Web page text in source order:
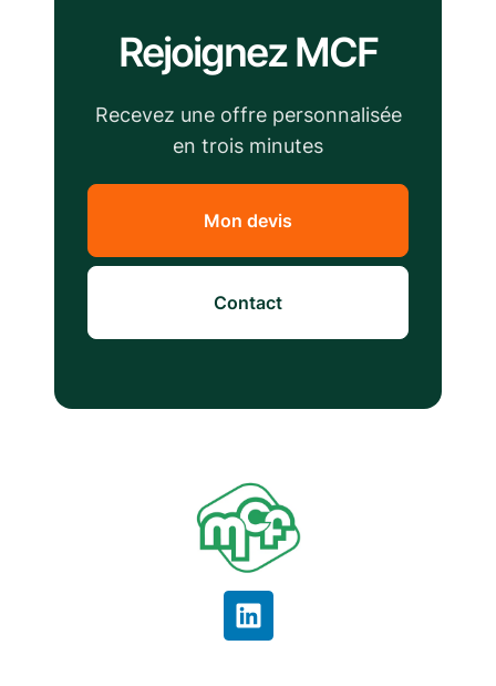
Rejoignez MCF
Recevez une offre personnalisée
en trois minutes
Mon devis
Contact